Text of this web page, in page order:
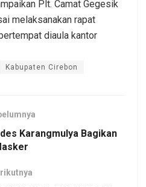
Plt. Camat Gegesik
melaksanakan rapat
diaula kantor
Kabupaten Cirebon
Karangmulya Bagikan